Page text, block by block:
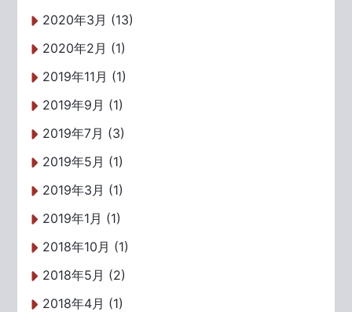
2020年3月 (13)
2020年2月 (1)
2019年11月 (1)
2019年9月 (1)
2019年7月 (3)
2019年5月 (1)
2019年3月 (1)
2019年1月 (1)
2018年10月 (1)
2018年5月 (2)
2018年4月 (1)